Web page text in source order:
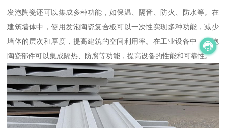
发泡陶瓷还可以集成多种功能，如保温、隔音、防火、防水等。在
建筑墙体中，使用发泡陶瓷复合板可以一次性实现多种功能，减少
墙体的层次和厚度，提高建筑的空间利用率。在工业设备中，发泡
陶瓷部件可以集成隔热、防腐等功能，提高设备的性能和可靠性。